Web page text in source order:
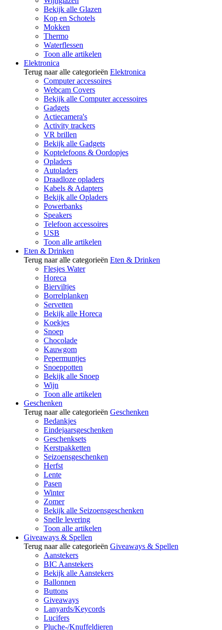
Bekijk alle Glazen
Kop en Schotels
Mokken
Thermo
Waterflessen
Toon alle artikelen
Elektronica
Terug naar alle categorieën Elektronica
Computer accessoires
Webcam Covers
Bekijk alle Computer accessoires
Gadgets
Actiecamera's
Activity trackers
VR brillen
Bekijk alle Gadgets
Koptelefoons & Oordopjes
Opladers
Autoladers
Draadloze opladers
Kabels & Adapters
Bekijk alle Opladers
Powerbanks
Speakers
Telefoon accessoires
USB
Toon alle artikelen
Eten & Drinken
Terug naar alle categorieën Eten & Drinken
Flesjes Water
Horeca
Bierviltjes
Borrelplanken
Servetten
Bekijk alle Horeca
Koekjes
Snoep
Chocolade
Kauwgom
Pepermuntjes
Snoeppotten
Bekijk alle Snoep
Wijn
Toon alle artikelen
Geschenken
Terug naar alle categorieën Geschenken
Bedankjes
Eindejaarsgeschenken
Geschenksets
Kerstpakketten
Seizoensgeschenken
Herfst
Lente
Pasen
Winter
Zomer
Bekijk alle Seizoensgeschenken
Snelle levering
Toon alle artikelen
Giveaways & Spellen
Terug naar alle categorieën Giveaways & Spellen
Aanstekers
BIC Aanstekers
Bekijk alle Aanstekers
Ballonnen
Buttons
Giveaways
Lanyards/Keycords
Lucifers
Pluche-/Knuffeldieren